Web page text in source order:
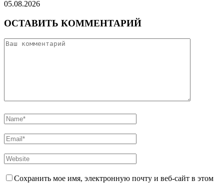
05.08.2026
ОСТАВИТЬ КОММЕНТАРИЙ
Сохранить мое имя, электронную почту и веб-сайт в этом